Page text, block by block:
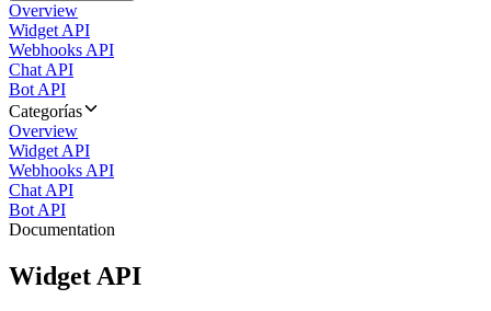
Overview
Widget API
Webhooks API
Chat API
Bot API
Categorías
Overview
Widget API
Webhooks API
Chat API
Bot API
Documentation
Widget API